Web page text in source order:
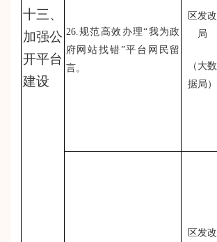
十三、
加强公
开平台
建设
26.规范高效办理“我为政
府网站找错”平台网民留
言。
区发改
局
（大数
据局）
区发改